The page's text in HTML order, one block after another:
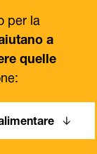
per la
a
quelle